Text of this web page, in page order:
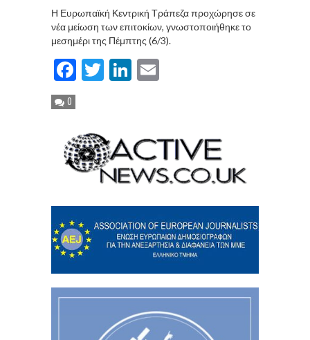
Η Ευρωπαϊκή Κεντρική Τράπεζα προχώρησε σε
νέα μείωση των επιτοκίων, γνωστοποιήθηκε το
μεσημέρι της Πέμπτης (6/3).
Facebook
TwitterLinkedIn
0